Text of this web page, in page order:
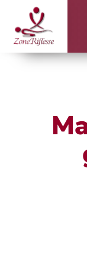
contenuto